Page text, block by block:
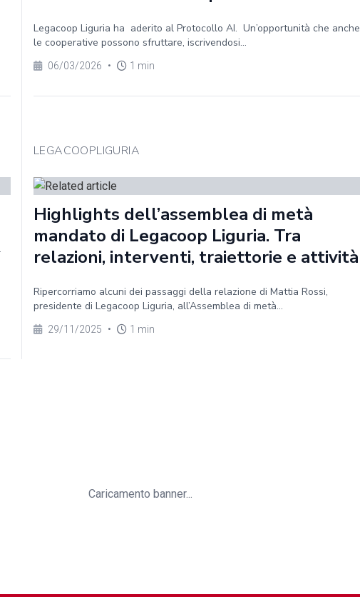
Legacoop Liguria ha aderito al Protocollo AI. Un’opportunità che anche
le cooperative possono sfruttare, iscrivendosi...
06/03/2026 • 1 min
LEGACOOPLIGURIA
Highlights dell’assemblea di metà
mandato di Legacoop Liguria. Tra
relazioni, interventi, traiettorie e attività
Ripercorriamo alcuni dei passaggi della relazione di Mattia Rossi,
presidente di Legacoop Liguria, all’Assemblea di metà...
29/11/2025 • 1 min
Caricamento banner...